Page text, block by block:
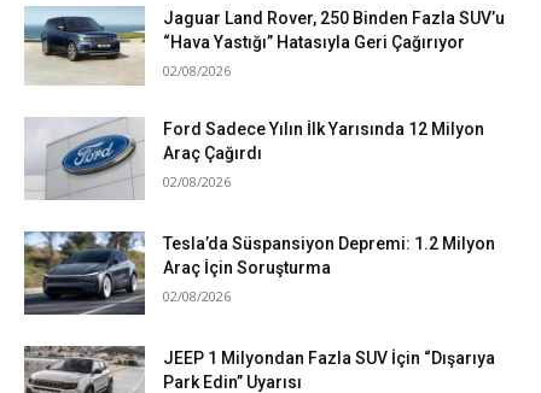
Jaguar Land Rover, 250 Binden Fazla SUV’u
“Hava Yastığı” Hatasıyla Geri Çağırıyor
02/08/2026
Ford Sadece Yılın İlk Yarısında 12 Milyon
Araç Çağırdı
02/08/2026
Tesla’da Süspansiyon Depremi: 1.2 Milyon
Araç İçin Soruşturma
02/08/2026
JEEP 1 Milyondan Fazla SUV İçin “Dışarıya
Park Edin” Uyarısı